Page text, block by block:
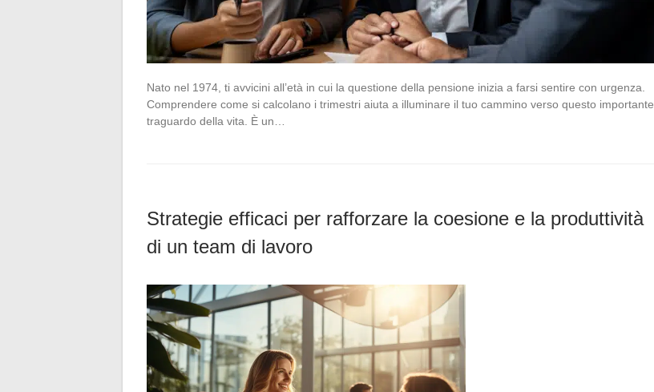
Nato nel 1974, ti avvicini all’età in cui la questione della pensione inizia a farsi sentire con urgenza.
Comprendere come si calcolano i trimestri aiuta a illuminare il tuo cammino verso questo importante
traguardo della vita. È un…
Strategie efficaci per rafforzare la coesione e la produttività
di un team di lavoro